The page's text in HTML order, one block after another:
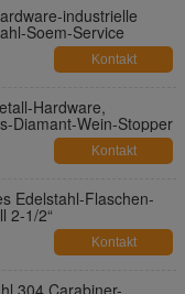
industrielle
Soem-Service
Kontakt
Hardware,
Diamant-Wein-Stopper
Kontakt
Edelstahl-Flaschen-
2-1/2“
Kontakt
304 Carabiner-